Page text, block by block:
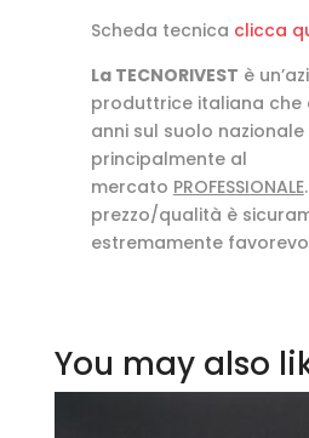
Scheda tecnica clicca
La TECNORIVEST è
produttrice italiana che
anni sul suolo
principalmente al
mercato PROFESSIONALE
prezzo/qualità è
estremamente
You may also